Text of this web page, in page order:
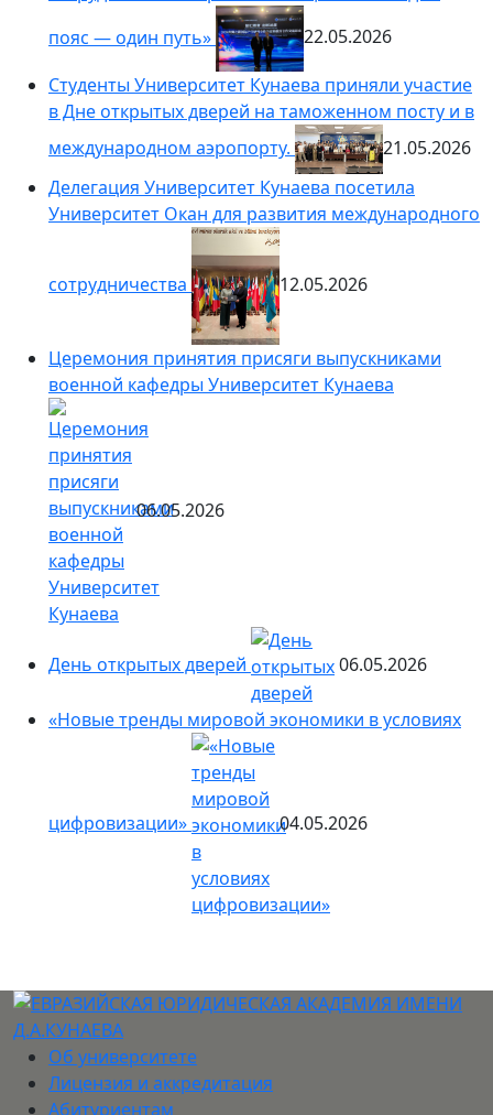
пояс — один путь»
22.05.2026
Студенты Университет Кунаева приняли участие
в Дне открытых дверей на таможенном посту и в
международном аэропорту.
21.05.2026
Делегация Университет Кунаева посетила
Университет Окан для развития международного
сотрудничества 12.05.2026
Церемония принятия присяги выпускниками
военной кафедры Университет Кунаева
06.05.2026
День открытых дверей 06.05.2026
«Новые тренды мировой экономики в условиях
цифровизации» 04.05.2026
Об университете
Лицензия и аккредитация
Абитуриентам